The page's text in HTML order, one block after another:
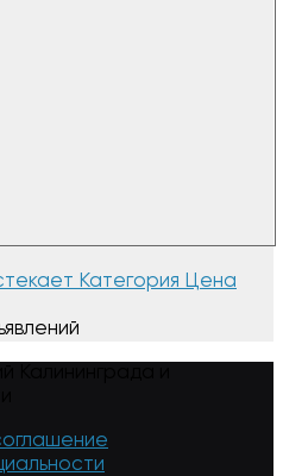
Категория Цена